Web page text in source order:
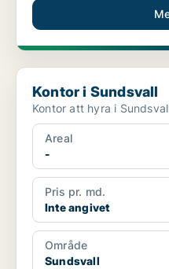
Kontor i Sundsvall
Kontor i Sundsvall
Kontor att hyra i
Areal
-
Pris pr. md.
Inte angivet
Område
Sundsvall